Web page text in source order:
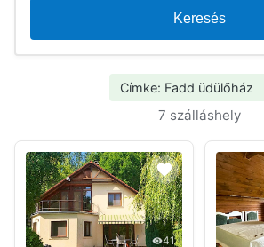
Keresés
Címke: Fadd üdülőház
7 szálláshely
41